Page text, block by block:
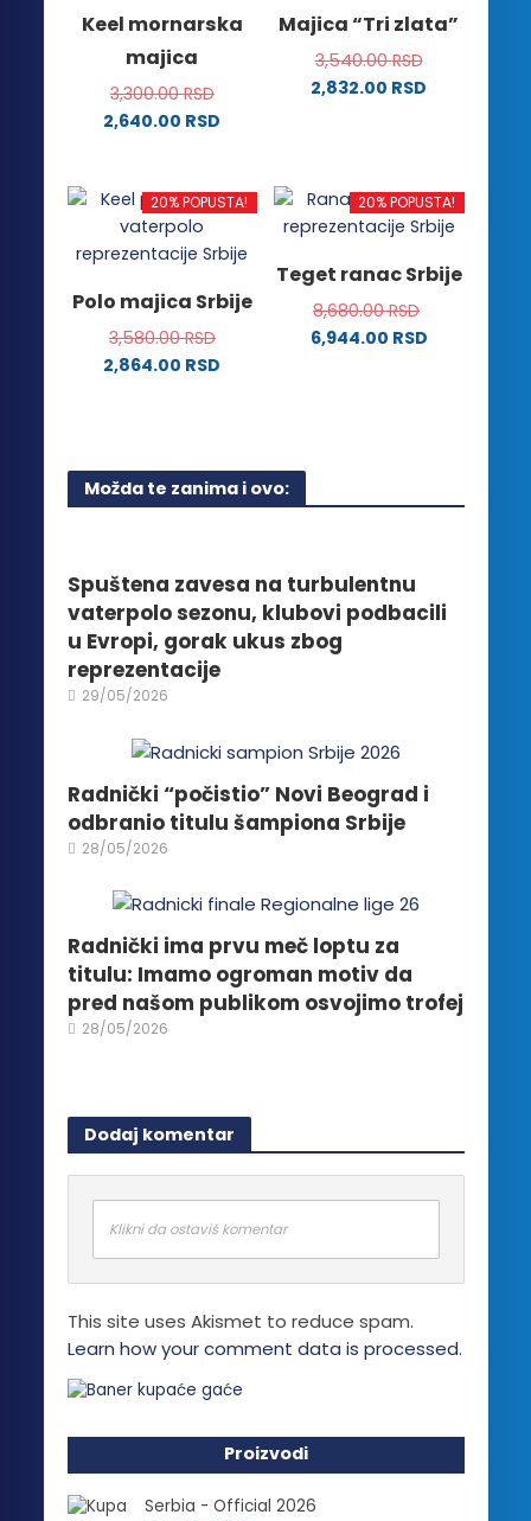
Opcije
mogu
biti
izabrane
proizvoda.
Opcije
mogu
biti
proizvoda.
Keel mornarska
majica
3,300.00RSD
2,640.00 RSD
ima
više
varijanti.
mogu
biti
izabrane
Majica “Tri zlata”
3,540.00RSD
2,832.00 RSD
više
varijanti.
mogu
biti
izabrane
20% POPUSTA!
Polo majica Srbije
3,580.00RSD
2,864.00 RSD
više
varijanti.
biti
izabrane
na
stranici
proizvoda.
20% POPUSTA!
Teget ranac Srbije
8,680.00RSD
6,944.00 RSD
Možda te zanima i ovo:
Spuštena zavesa na turbulentnu
vaterpolo sezonu, klubovi podbacili
u Evropi, gorak ukus zbog
reprezentacije
29/05/2026
Radnički “počistio” Novi Beograd i
odbranio titulu šampiona Srbije
28/05/2026
Radnički ima prvu meč loptu za
titulu: Imamo ogroman motiv da
pred našom publikom osvojimo trofej
28/05/2026
Dodaj komentar
Klikni da ostaviš komentar
This site uses Akismet to reduce spam.
Learn how your comment data is processed.
Proizvodi
Serbia - Official 2026